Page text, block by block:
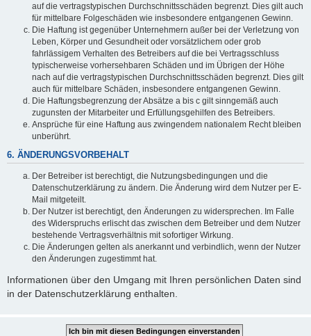
auf die vertragstypischen Durchschnittsschäden begrenzt. Dies gilt auch
für mittelbare Folgeschäden wie insbesondere entgangenen Gewinn.
Die Haftung ist gegenüber Unternehmern außer bei der Verletzung von
Leben, Körper und Gesundheit oder vorsätzlichem oder grob
fahrlässigem Verhalten des Betreibers auf die bei Vertragsschluss
typischerweise vorhersehbaren Schäden und im Übrigen der Höhe
nach auf die vertragstypischen Durchschnittsschäden begrenzt. Dies gilt
auch für mittelbare Schäden, insbesondere entgangenen Gewinn.
Die Haftungsbegrenzung der Absätze a bis c gilt sinngemäß auch
zugunsten der Mitarbeiter und Erfüllungsgehilfen des Betreibers.
Ansprüche für eine Haftung aus zwingendem nationalem Recht bleiben
unberührt.
6. ÄNDERUNGSVORBEHALT
Der Betreiber ist berechtigt, die Nutzungsbedingungen und die
Datenschutzerklärung zu ändern. Die Änderung wird dem Nutzer per E-
Mail mitgeteilt.
Der Nutzer ist berechtigt, den Änderungen zu widersprechen. Im Falle
des Widerspruchs erlischt das zwischen dem Betreiber und dem Nutzer
bestehende Vertragsverhältnis mit sofortiger Wirkung.
Die Änderungen gelten als anerkannt und verbindlich, wenn der Nutzer
den Änderungen zugestimmt hat.
Informationen über den Umgang mit Ihren persönlichen Daten sind
in der Datenschutzerklärung enthalten.